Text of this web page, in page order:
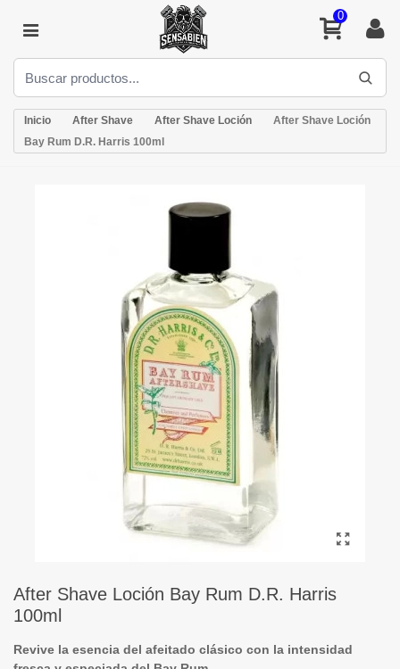
0
Inicio After Shave After Shave Loción
After Shave Loción
Bay Rum D.R. Harris 100ml
After Shave Loción Bay Rum D.R. Harris
100ml
Revive la esencia del afeitado clásico con la intensidad